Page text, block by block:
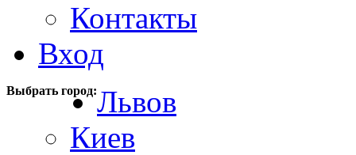
Контакты
Вход
Выбрать город:Львов
Киев